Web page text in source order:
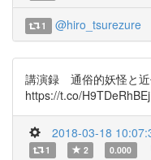
1 @hiro_tsurezure
講演録 通俗的妖怪と近
https://t.co/
2018-03-18
1 2 0.000